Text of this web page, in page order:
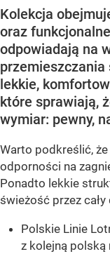
Kolekcja
oraz
odpowiadają na
lekkie,
które sprawiają,
wymiar: pewny,
Warto podkreślić,
odporności na
Ponadto lekkie
świeżość przez cały
Polskie Linie
z kolejną